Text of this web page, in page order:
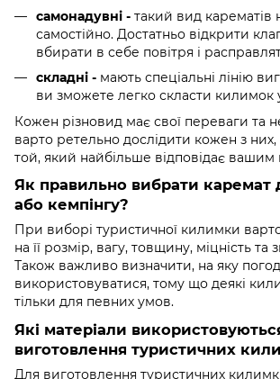
самонадувні - такий вид карематів
самостійно. Достатньо відкрити
вбирати в себе повітря і
складні - мають спеціальні лінію
ви зможете легко скласти килимок
Кожен різновид має свої переваги та
варто ретельно дослідити кожен з
той, який найбільше відповідає вашим
Як правильно вибрати каремат
або кемпінгу?
При виборі туристичної килимки
на її розмір, вагу, товщину, міцність та
Також важливо визначити, на яку
використовуватися, тому що деякі
тільки для певних умов.
Які матеріали
виготовлення туристичних
Для виготовлення туристичних